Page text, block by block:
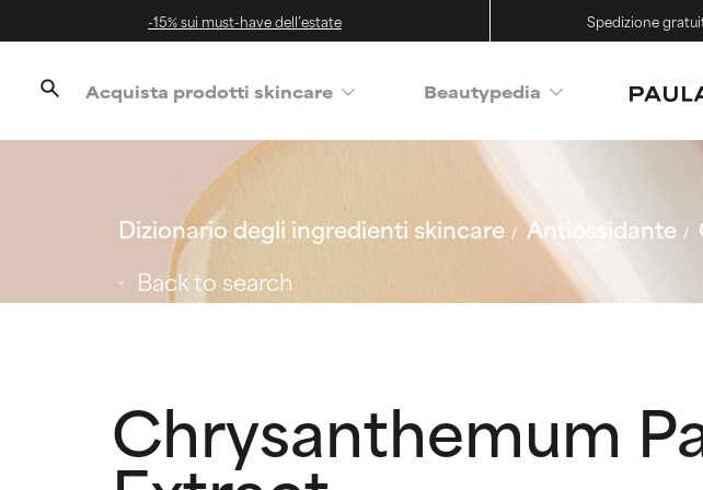
-15% sui must-have dell’estate Spedizione
Acquista prodotti skincare Beautypedia
Dizionario degli ingredienti skincare Antiossidante
Back to search
Chrysanthemum